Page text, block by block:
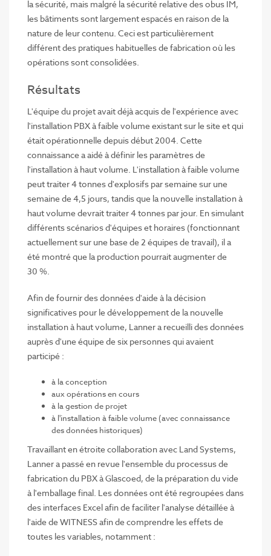
la sécurité, mais malgré la sécurité relative des obus IM,
les bâtiments sont largement espacés en raison de la
nature de leur contenu. Ceci est particulièrement
différent des pratiques habituelles de fabrication où les
opérations sont consolidées.
Résultats
L'équipe du projet avait déjà acquis de l'expérience avec
l'installation PBX à faible volume existant sur le site et qui
était opérationnelle depuis début 2004. Cette
connaissance a aidé à définir les paramètres de
l'installation à haut volume. L'installation à faible volume
peut traiter 4 tonnes d'explosifs par semaine sur une
semaine de 4,5 jours, tandis que la nouvelle installation à
haut volume devrait traiter 4 tonnes par jour. En simulant
différents scénarios d'équipes et horaires (fonctionnant
actuellement sur une base de 2 équipes de travail), il a
été montré que la production pourrait augmenter de
30 %.
Afin de fournir des données d'aide à la décision
significatives pour le développement de la nouvelle
installation à haut volume, Lanner a recueilli des données
auprès d'une équipe de six personnes qui avaient
participé :
à la conception
aux opérations en cours
à la gestion de projet
à l'installation à faible volume (avec connaissance
des données historiques)
Travaillant en étroite collaboration avec Land Systems,
Lanner a passé en revue l'ensemble du processus de
fabrication du PBX à Glascoed, de la préparation du vide
à l'emballage final. Les données ont été regroupées dans
des interfaces Excel afin de faciliter l'analyse détaillée à
l'aide de WITNESS afin de comprendre les effets de
toutes les variables, notamment :